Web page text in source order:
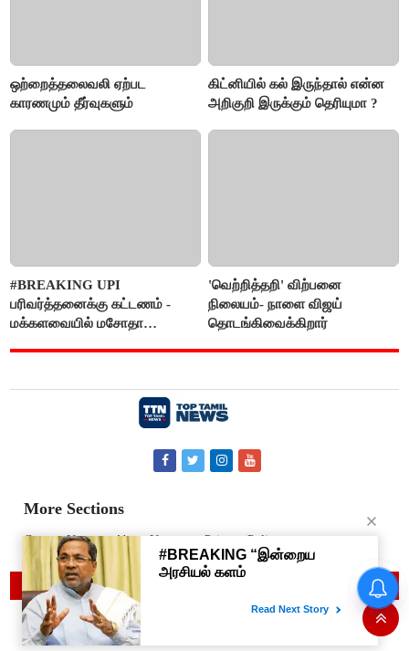
ஒற்றைத்தலைவலி ஏற்பட
காரணமும் தீர்வுகளும்
கிட்னியில் கல் இருந்தால் என்ன
அறிகுறி இருக்கும் தெரியுமா ?
#BREAKING UPI
பரிவர்த்தனைக்கு கட்டணம் -
மக்களவையில் மசோதா
'வெற்றித்தறி' விற்பனை
நிலையம்- நாளை விஜய்
தொடங்கிவைக்கிறார்
More Sections
Contact Us About Us Privacy Policy